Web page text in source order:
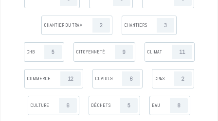
CHANTIER DU TRAM 2 CHANTIERS 3
CHB 5 CITOYENNETÉ 9 CLIMAT 11
COMMERCE 12 COVID19 6 CPAS 2
CULTURE 6 DÉCHETS 5 EAU 8